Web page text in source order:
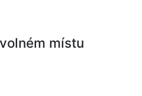
místu